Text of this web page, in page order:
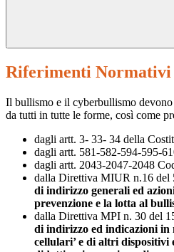
Riferimenti Normativi
Il bullismo e il cyberbullismo devono
da tutti in tutte le forme, così come
dagli artt. 3- 33- 34 della
dagli artt. 581-582-594-595-
dagli artt. 2043-2047-2048
dalla Direttiva MIUR n.16 del
di indirizzo generali ed
prevenzione e la lotta al
dalla Direttiva MPI n. 30 del
di indirizzo ed indicazioni in
cellulari’ e di altri